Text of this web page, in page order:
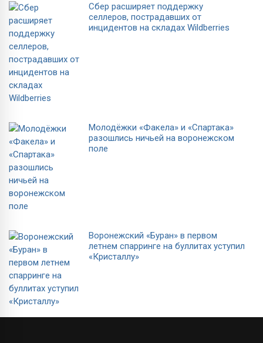
Сбер расширяет поддержку
селлеров, пострадавших от
инцидентов на складах Wildberries
Молодёжки «Факела» и «Спартака»
разошлись ничьей на воронежском
поле
Воронежский «Буран» в первом
летнем спарринге на буллитах уступил
«Кристаллу»